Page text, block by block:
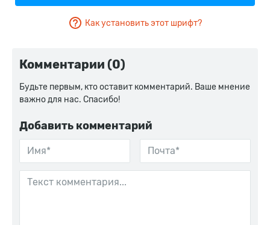
Как установить этот шрифт?
Комментарии (0)
Будьте первым, кто оставит комментарий. Ваше мнение
важно для нас. Спасибо!
Добавить комментарий